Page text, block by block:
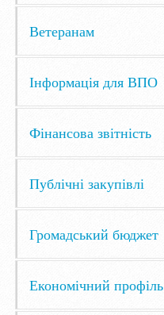
Ветеранам
Інформація для ВПО
Фінансова звітність
Публічні закупівлі
Громадський бюджет
Економічний профіль